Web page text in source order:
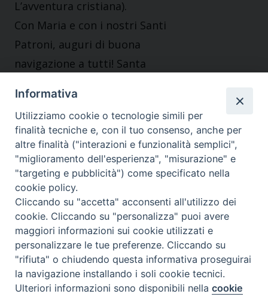
L’avventura cristiana).
Con Maria e con i nostri Santi
Patroni, auguri di buona
navigazione a tutti! Santa
+ don Mimmo Cornacchia,
Vescovo
23/03/2016
Mons. Domenico Cornacchia
MESSA CRISMALE
CONDIVIDI SU
Preferenze Cookie
Informativa
Utilizziamo cookie o tecnologie simili per
finalità tecniche e, con il tuo consenso, anche per
altre finalità ("interazioni e funzionalità semplici",
"miglioramento dell'esperienza", "misurazione" e
"targeting e pubblicità") come specificato nella
cookie policy.
Cliccando su "accetta" acconsenti all'utilizzo dei
cookie. Cliccando su "personalizza" puoi avere
maggiori informazioni sui cookie utilizzati e
personalizzare le tue preferenze. Cliccando su
"rifiuta" o chiudendo questa informativa proseguirai
la navigazione installando i soli cookie tecnici.
Ulteriori informazioni sono disponibili nellacookie